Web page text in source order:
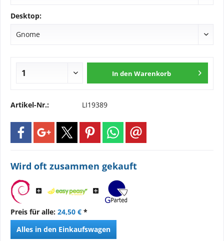
Desktop:
In den Warenkorb
Artikel-Nr.: LI19389
Wird oft zusammen gekauft
Preis für alle: 24,50 € *
Alles in den Einkaufswagen